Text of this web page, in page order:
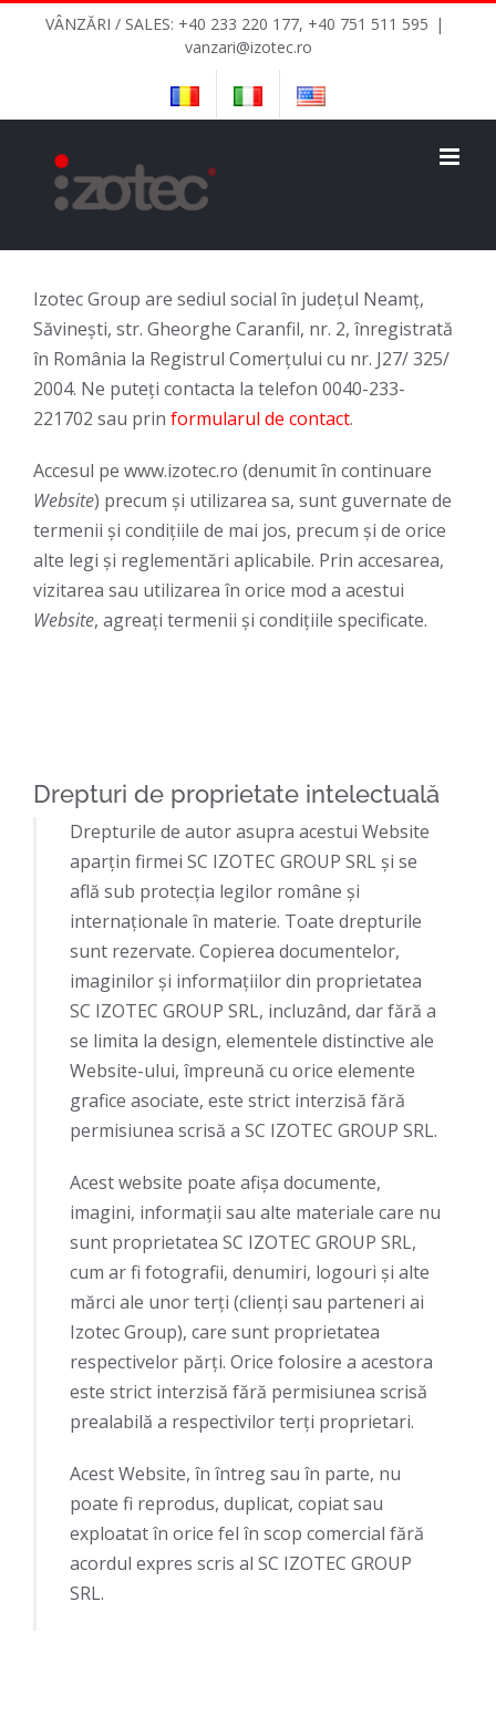
VÂNZĂRI / SALES: +40 233 220 177, +40 751 511 595 |
vanzari@izotec.ro
Izotec Group are sediul social în judeţul Neamţ,
Săvineşti, str. Gheorghe Caranfil, nr. 2, înregistrată
în România la Registrul Comerţului cu nr. J27/ 325/
2004. Ne puteţi contacta la telefon 0040-233-
221702 sau prin formularul de contact.
Accesul pe www.izotec.ro (denumit în continuare
Website) precum şi utilizarea sa, sunt guvernate de
termenii şi condiţiile de mai jos, precum şi de orice
alte legi şi reglementări aplicabile. Prin accesarea,
vizitarea sau utilizarea în orice mod a acestui
Website, agreaţi termenii şi condiţiile specificate.
Drepturi de proprietate intelectuală
Drepturile de autor asupra acestui Website
aparţin firmei SC IZOTEC GROUP SRL şi se
află sub protecţia legilor române şi
internaţionale în materie. Toate drepturile
sunt rezervate. Copierea documentelor,
imaginilor şi informaţiilor din proprietatea
SC IZOTEC GROUP SRL, incluzând, dar fără a
se limita la design, elementele distinctive ale
Website-ului, împreună cu orice elemente
grafice asociate, este strict interzisă fără
permisiunea scrisă a SC IZOTEC GROUP SRL.
Acest website poate afişa documente,
imagini, informaţii sau alte materiale care nu
sunt proprietatea SC IZOTEC GROUP SRL,
cum ar fi fotografii, denumiri, logouri şi alte
mărci ale unor terţi (clienţi sau parteneri ai
Izotec Group), care sunt proprietatea
respectivelor părţi. Orice folosire a acestora
este strict interzisă fără permisiunea scrisă
prealabilă a respectivilor terţi proprietari.
Acest Website, în întreg sau în parte, nu
poate fi reprodus, duplicat, copiat sau
exploatat în orice fel în scop comercial fără
acordul expres scris al SC IZOTEC GROUP
SRL.